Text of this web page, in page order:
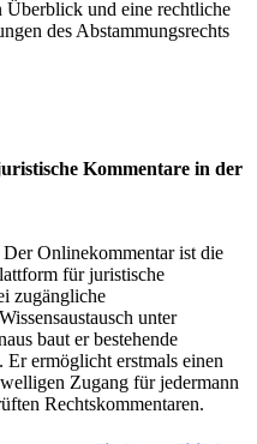
Überblick und eine rechtliche
des Abstammungsrechts
Kommentare in der
Onlinekommentar ist die
für juristische
zugängliche
unter
baut er bestehende
ermöglicht erstmals einen
Zugang für jedermann
Rechtskommentaren.